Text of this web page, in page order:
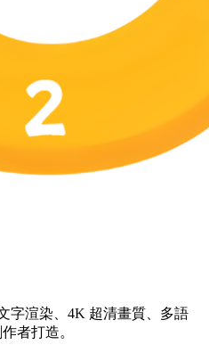
字渲染、4K 超清畫質、多語
者打造。